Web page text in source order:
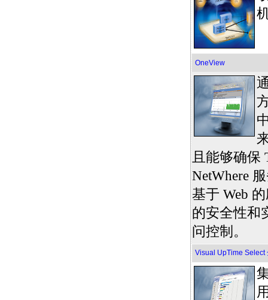
OneView
且能够确保
NetWhere
基于 Web
的安全性和
问控制。
Visual UpTime Select